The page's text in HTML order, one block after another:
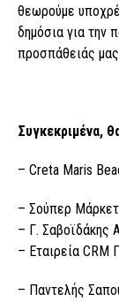
θεωρούμε
δημόσια για την
προσπάθειάς
Συγκεκριμένα,
– Creta Maris
– Σούπερ
– Γ. Σαβοϊδάκης
– Εταιρεία CRM
– Παντελής